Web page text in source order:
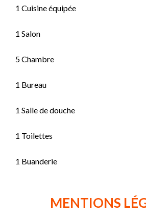
1 Cuisine équipée
1 Salon
5 Chambre
1 Bureau
1 Salle de douche
1 Toilettes
1 Buanderie
MENTIONS